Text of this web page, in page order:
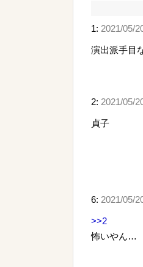
1: 2021/05/
演出派手目
2: 2021/05/
貞子
6: 2021/05/
>>2
怖いやん…